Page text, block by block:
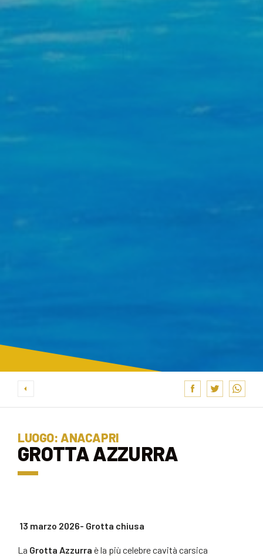
LUOGO: ANACAPRI
GROTTA AZZURRA
13 marzo 2026- Grotta chiusa
La Grotta Azzurra è la più celebre cavità carsica